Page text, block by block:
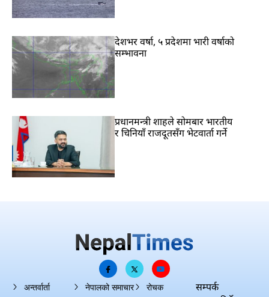
देशभर वर्षा, ५ प्रदेशमा भारी वर्षाको
सम्भावना
प्रधानमन्त्री शाहले सोमबार भारतीय
र चिनियाँ राजदूतसँग भेटवार्ता गर्ने
अन्तर्वार्ता नेपालको समाचार रोचक सम्पर्क